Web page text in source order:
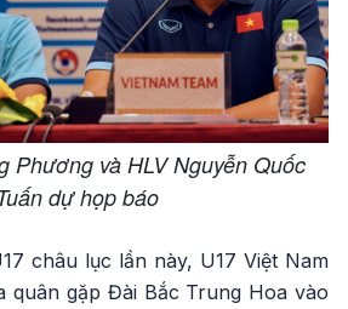
Phương và HLV Nguyễn Quốc
dự họp báo
châu lục lần này, U17 Việt Nam
quân gặp Đài Bắc Trung Hoa vào